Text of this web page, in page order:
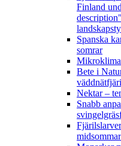
Finland
Spanska
somrar
Bete i
Nektar –
Snabb